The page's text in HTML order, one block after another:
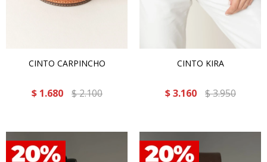
CINTO CARPINCHO
$ 1.680 $2.100
CINTO KIRA
$ 3.160 $3.950